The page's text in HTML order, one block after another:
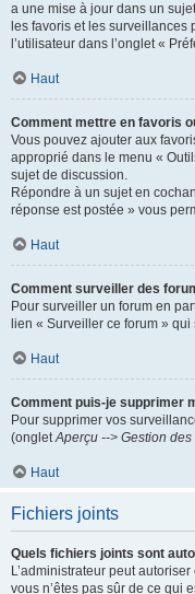
a une mise à jour dans un
les favoris et les
l’utilisateur dans l’onglet «
Haut
Comment mettre en favoris
Vous pouvez ajouter aux
approprié dans le menu «
sujet de discussion.
Répondre à un sujet en
réponse est postée » vous
Haut
Comment surveiller des
Pour surveiller un forum en
lien « Surveiller ce forum »
Haut
Comment puis-je supprimer
Pour supprimer vos
(ongletAperçu --> Gestion
Haut
Fichiers joints
Quels fichiers joints sont
L’administrateur peut
vous n’êtes pas sûr de ce qui